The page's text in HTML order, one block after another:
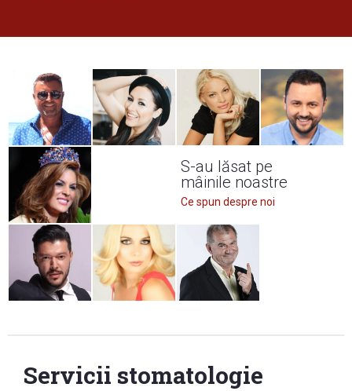
S-au lăsat pe
mâinile noastre
Ce spun despre noi
Servicii stomatologie